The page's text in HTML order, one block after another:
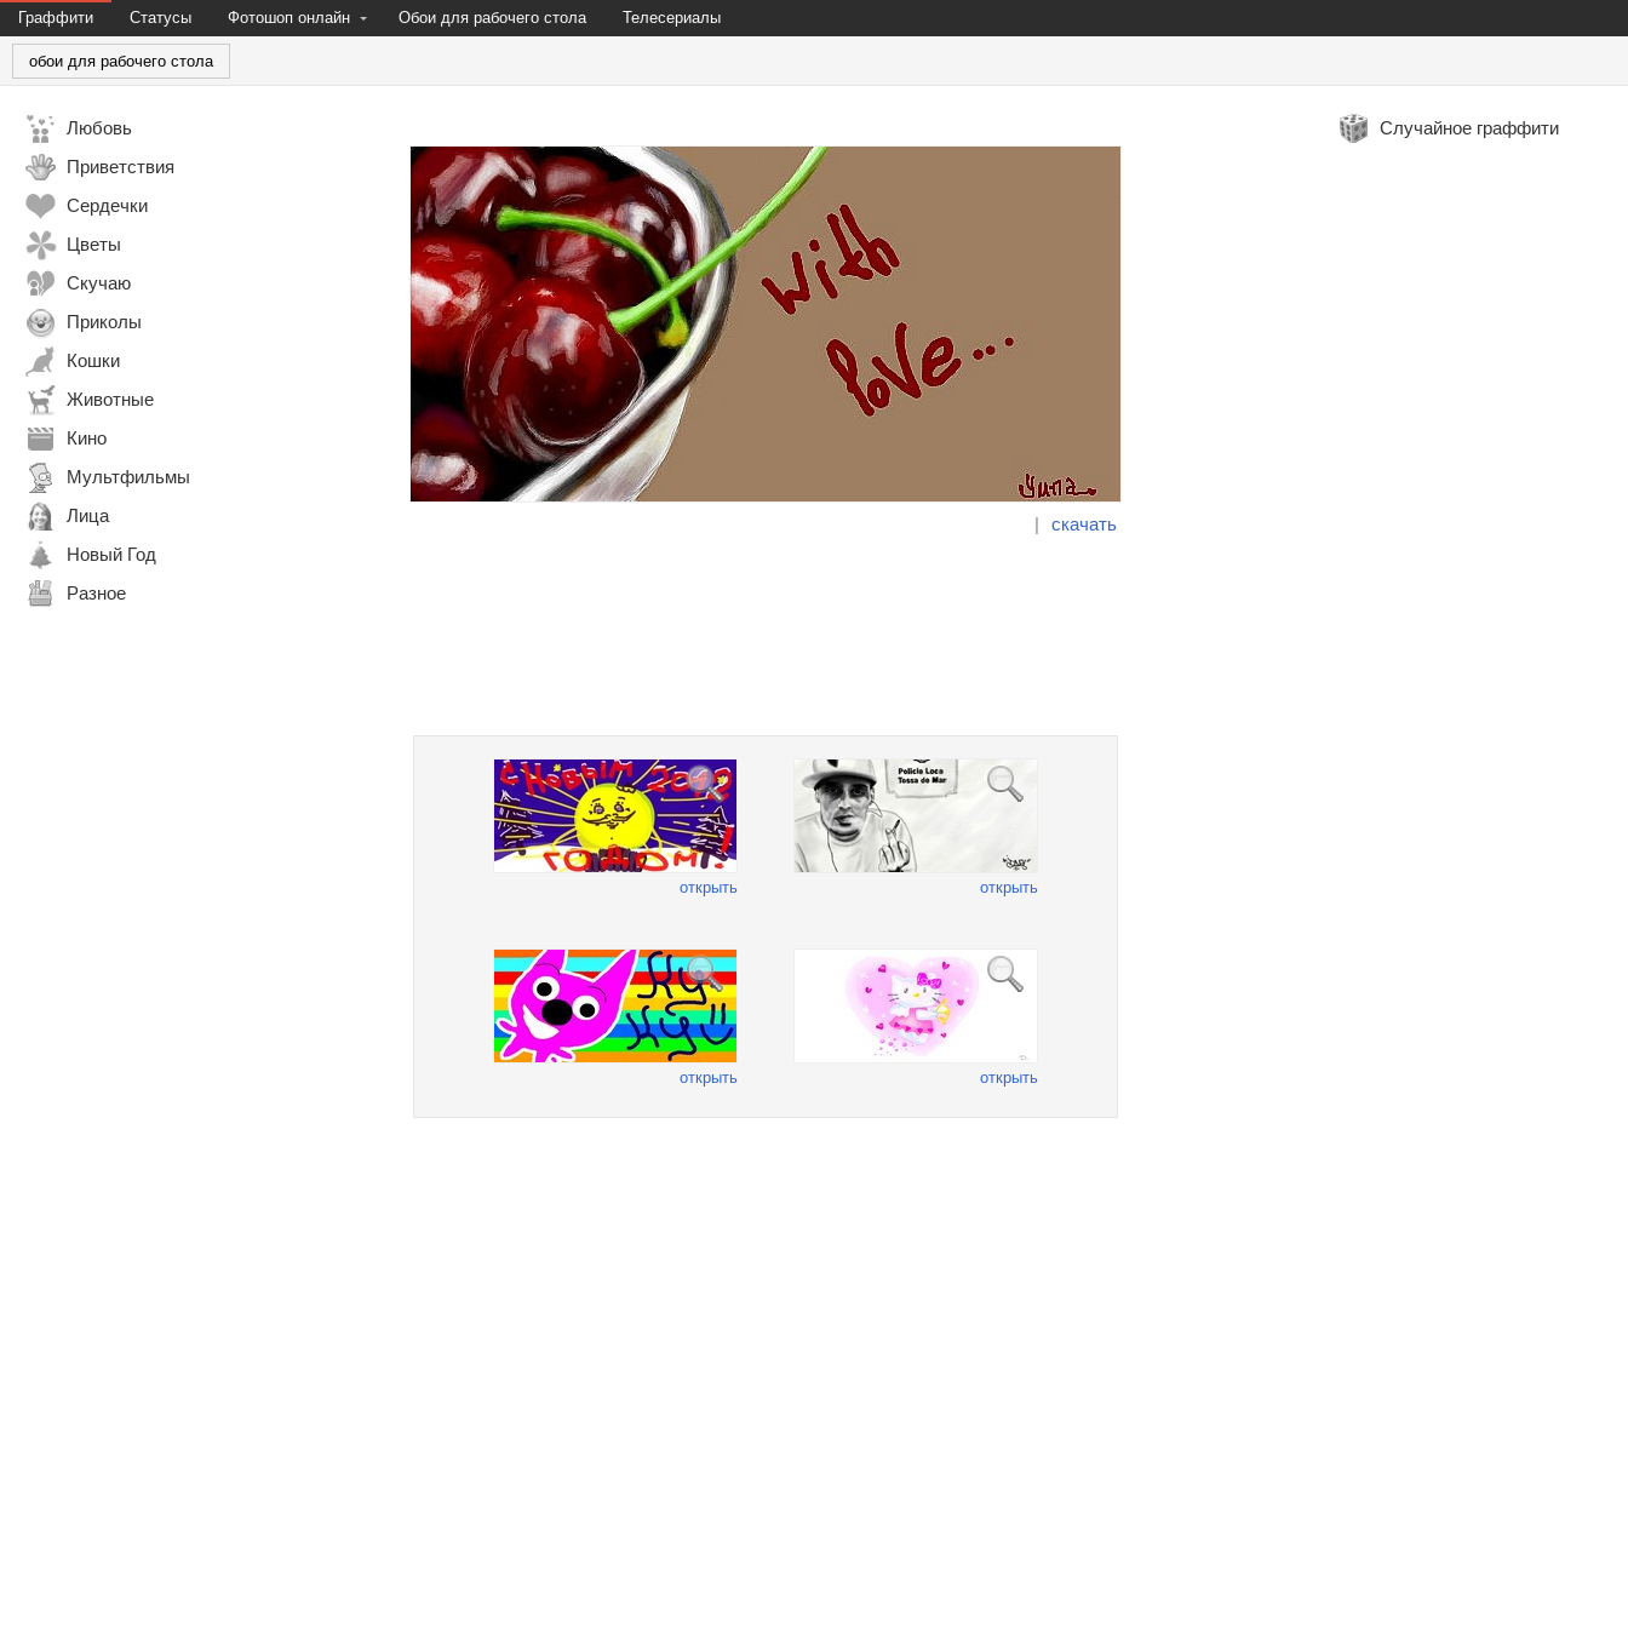
Граффити Статусы Фотошоп онлайн Обои для рабочего стола Телесериалы
обои для рабочего стола
Любовь
Приветствия
Сердечки
Цветы
Скучаю
Приколы
Кошки
Животные
Кино
Мультфильмы
Лица
Новый Год
Разное
| скачать
открыть открыть
открыть открыть
Случайное граффити